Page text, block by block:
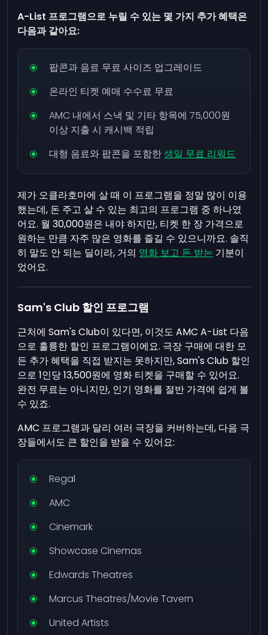
A-List 프로그램으로 누릴 수 있는 몇 가지 추가 혜택은
다음과 같아요:
팝콘과 음료 무료 사이즈 업그레이드
온라인 티켓 예매 수수료 무료
AMC 내에서 스낵 및 기타 항목에 75,000원
이상 지출 시 캐시백 적립
대형 음료와 팝콘을 포함한생일 무료 리워드
제가 오클라호마에 살 때 이 프로그램을 정말 많이 이용
했는데, 돈 주고 살 수 있는 최고의 프로그램 중 하나였
어요. 월 30,000원은 내야 하지만, 티켓 한 장 가격으로
원하는 만큼 자주 많은 영화를 즐길 수 있으니까요. 솔직
히 말도 안 되는 딜이라, 거의 영화 보고 돈 받는 기분이
었어요.
Sam's Club 할인 프로그램
근처에 Sam's Club이 있다면, 이것도 AMC A-List 다음
으로 훌륭한 할인 프로그램이에요. 극장 구매에 대한 모
든 추가 혜택을 직접 받지는 못하지만, Sam's Club 할인
으로 1인당 13,500원에 영화 티켓을 구매할 수 있어요.
완전 무료는 아니지만, 인기 영화를 절반 가격에 쉽게 볼
수 있죠.
AMC 프로그램과 달리 여러 극장을 커버하는데, 다음 극
장들에서도 큰 할인을 받을 수 있어요:
Regal
AMC
Cinemark
Showcase Cinemas
Edwards Theatres
Marcus Theatres/Movie Tavern
United Artists